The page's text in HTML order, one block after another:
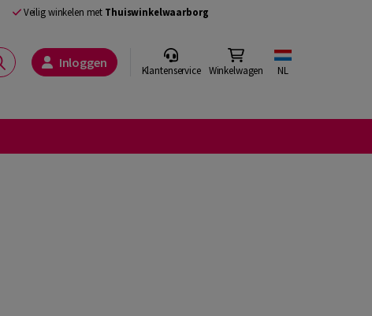
Veilig winkelen met Thuiswinkelwaarborg
Inloggen Klantenservice Winkelwagen NL